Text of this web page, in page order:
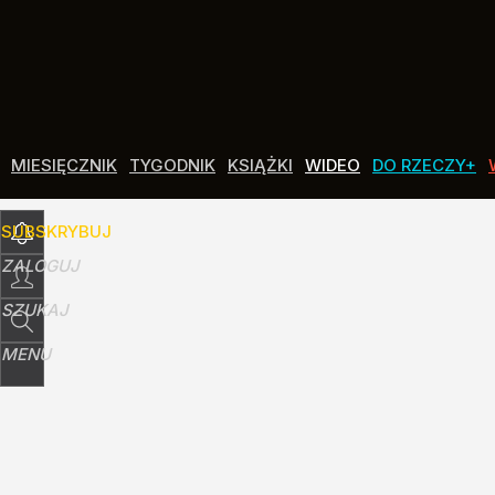
MIESIĘCZNIK TYGODNIK KSIĄŻKI WIDEO DO RZECZY+
SUBSKRYBUJ
ZALOGUJ
SZUKAJ
MENU